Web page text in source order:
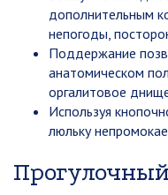
дополнительным
непогоды,
Поддержание
анатомическом
оргалитовое
Используя
люльку